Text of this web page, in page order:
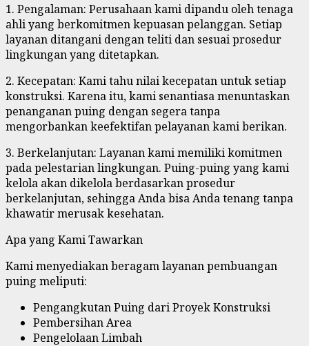
1. Pengalaman: Perusahaan kami dipandu oleh tenaga
ahli yang berkomitmen kepuasan pelanggan. Setiap
layanan ditangani dengan teliti dan sesuai prosedur
lingkungan yang ditetapkan.
2. Kecepatan: Kami tahu nilai kecepatan untuk setiap
konstruksi. Karena itu, kami senantiasa menuntaskan
penanganan puing dengan segera tanpa
mengorbankan keefektifan pelayanan kami berikan.
3. Berkelanjutan: Layanan kami memiliki komitmen
pada pelestarian lingkungan. Puing-puing yang kami
kelola akan dikelola berdasarkan prosedur
berkelanjutan, sehingga Anda bisa Anda tenang tanpa
khawatir merusak kesehatan.
Apa yang Kami Tawarkan
Kami menyediakan beragam layanan pembuangan
puing meliputi:
Pengangkutan Puing dari Proyek Konstruksi
Pembersihan Area
Pengelolaan Limbah